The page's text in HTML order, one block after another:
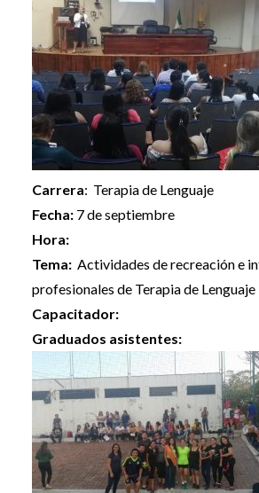
Carrera: Terapia de Lenguaje
Fecha:7 de septiembre
Hora:
Tema:Actividades de recreación e
profesionales de Terapia de Lenguaje
Capacitador:
Graduados asistentes: